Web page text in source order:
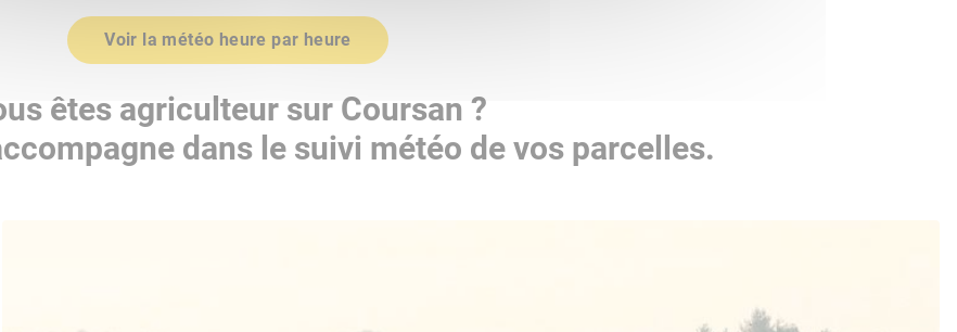
Voir la météo heure par heure
êtes agriculteur sur Coursan ?
dans le suivi météo de vos parcelles.